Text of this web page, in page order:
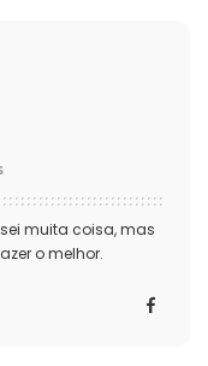
muita coisa, mas
o melhor.